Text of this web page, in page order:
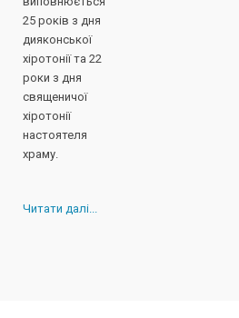
Читати далі...
25 років з дня
дияконської
хіротонії та 22
роки з дня
священичої
хіротонії
настоятеля
храму.